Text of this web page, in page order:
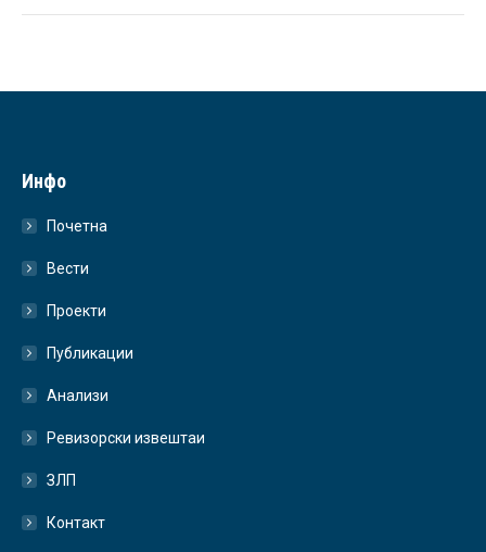
Инфо
Почетна
Вести
Проекти
Публикации
Анализи
Ревизорски извештаи
ЗЛП
Контакт